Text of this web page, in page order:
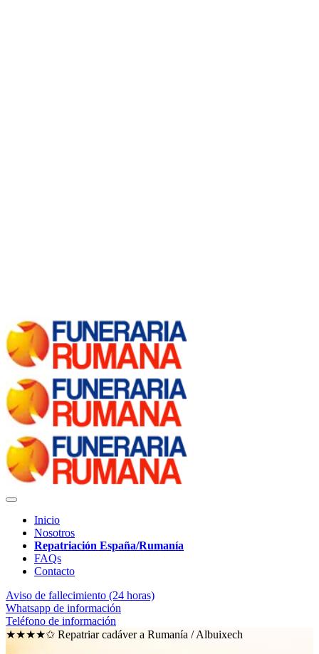
Inicio
Nosotros
Repatriación España/Rumanía
FAQs
Contacto
Aviso de fallecimiento (24 horas)
Whatsapp de información
Teléfono de información
★★★★✩ Repatriar cadáver a Rumanía /Albuixech